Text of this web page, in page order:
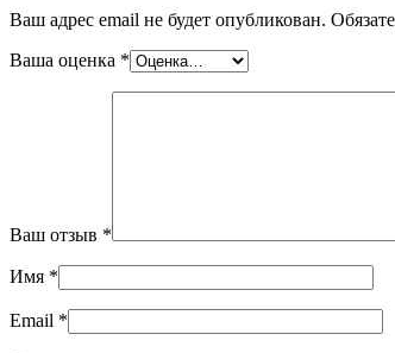
Ваш адрес email не будет опубликован.
Ваша оценка *
Ваш отзыв *
Имя *
Email *